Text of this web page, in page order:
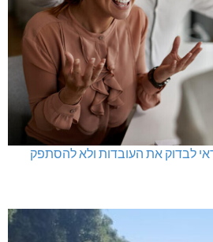
לבדוק את העובדות ולא להסתפק